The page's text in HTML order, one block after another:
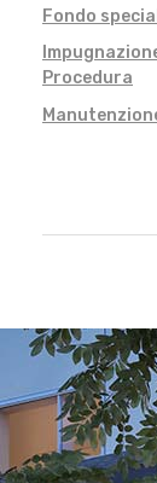
Fondo
Procedura